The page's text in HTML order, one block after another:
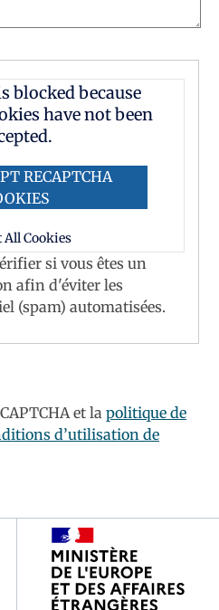
blocked because
have not been
RECAPTCHA
All Cookies
si vous êtes un
afin d'éviter les
(spam) automatisées.
et la politique de
d’utilisation de